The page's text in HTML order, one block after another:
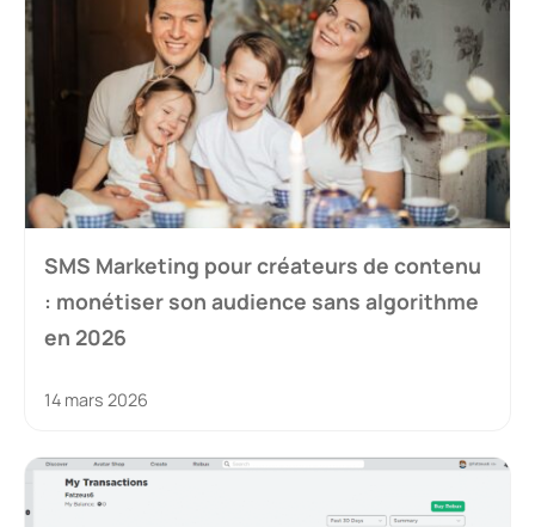
SMS Marketing pour créateurs de contenu
: monétiser son audience sans algorithme
en 2026
14 mars 2026